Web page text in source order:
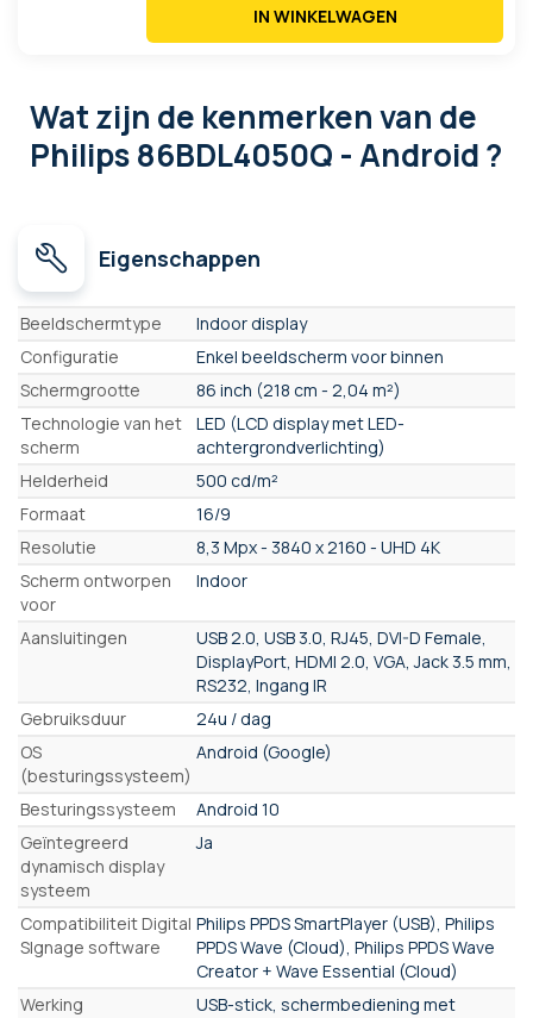
IN WINKELWAGEN
Wat zijn de kenmerkenvan de
Philips 86BDL4050Q - Android ?
Eigenschappen
Eigenschappen
Beeldschermtype
Indoor display
Configuratie
Enkel beeldscherm voor binnen
Schermgrootte
86 inch (218 cm - 2,04 m²)
Technologie van het
scherm
LED (LCD display met LED-
achtergrondverlichting)
Helderheid
500 cd/m²
Formaat
16/9
Resolutie
8,3 Mpx - 3840 x 2160 - UHD 4K
Scherm ontworpen
voor
Indoor
Aansluitingen
USB 2.0, USB 3.0, RJ45, DVI-D Female,
DisplayPort, HDMI 2.0, VGA, Jack 3.5 mm,
RS232, Ingang IR
Gebruiksduur
24u / dag
OS
(besturingssysteem)
Android (Google)
Besturingssysteem
Android 10
Geïntegreerd
dynamisch display
systeem
Ja
Compatibiliteit Digital
SIgnage software
Philips PPDS SmartPlayer (USB), Philips
PPDS Wave (Cloud), Philips PPDS Wave
Creator + Wave Essential (Cloud)
Werking
USB-stick, schermbediening met